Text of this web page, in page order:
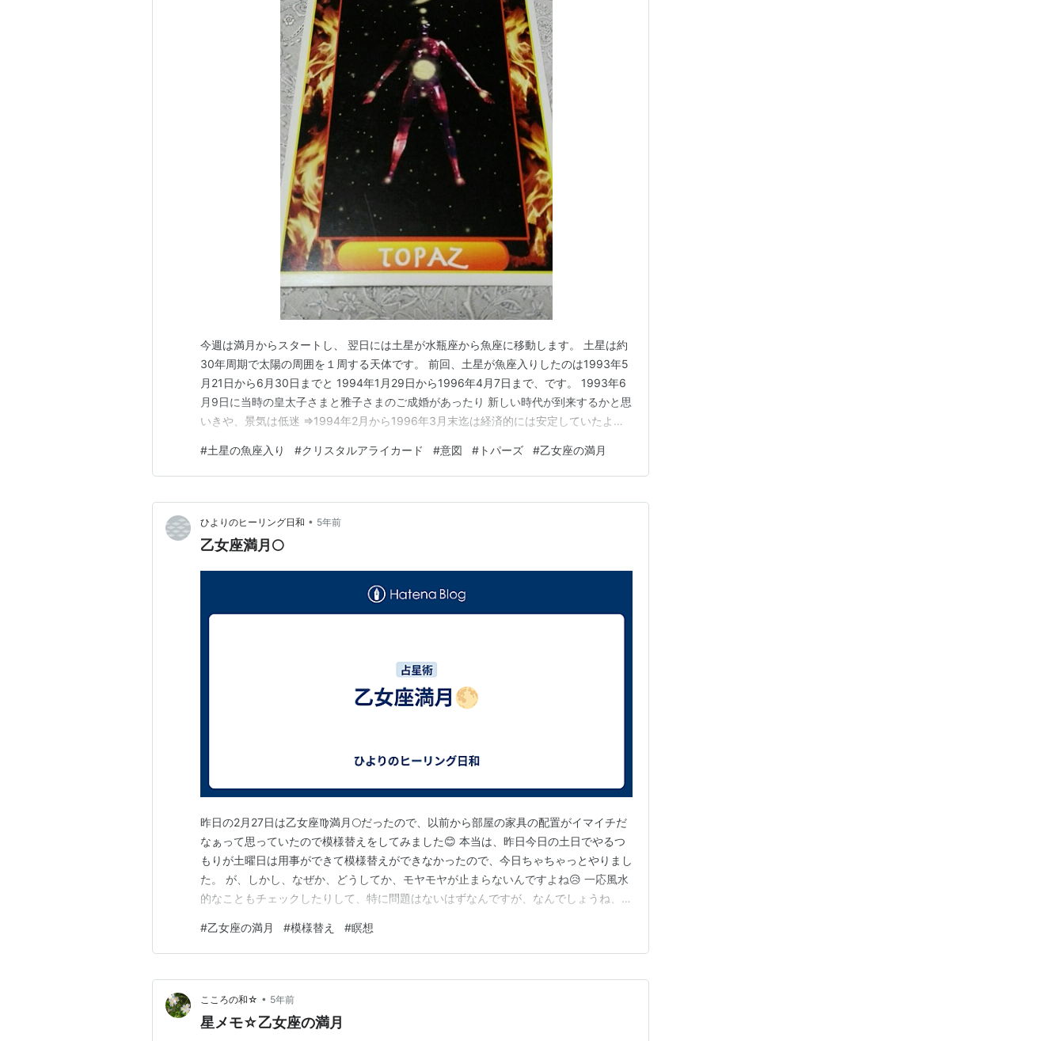
今週は満月からスタートし、 翌日には土星が水瓶座から魚座に移動します。 土星は約
30年周期で太陽の周囲を１周する天体です。 前回、土星が魚座入りしたのは1993年5
月21日から6月30日までと 1994年1月29日から1996年4月7日まで、です。 1993年6
月9日に当時の皇太子さまと雅子さまのご成婚があったり 新しい時代が到来するかと思
いきや、景気は低迷 ⇒1994年2月から1996年3月末迄は経済的には安定していたよう
す。 今回の土星の魚座入りは水瓶座への戻りは無いので 景気の低迷感はあまりないで
すが、 特に水…
#土星の魚座入り #クリスタルアライカード #意図 # トパーズ #乙女座の満月
ひよりのヒーリング日和 • 5年前
乙女座満月🌕
昨日の2月27日は乙女座♍️満月🌕だったので、以前から部屋の家具の配置がイマイチだ
なぁって思っていたので模様替えをしてみました😊 本当は、昨日今日の土日でやるつ
もりが土曜日は用事ができて模様替えができなかったので、今日ちゃちゃっとやりまし
た。 が、しかし、なぜか、どうしてか、モヤモヤが止まらないんですよね😥 一応風水
的なこともチェックしたりして、特に問題はないはずなんですが、なんでしょうね、こ
それとも、寝不足で体調がイマイチだからかなぁ？ 一体どうして。 自分の直観なのか
どうか判断するのって難しいですよね。 体調…
#乙女座の満月 #模様替え #瞑想
こころの和☆ • 5年前
星メモ☆乙女座の満月